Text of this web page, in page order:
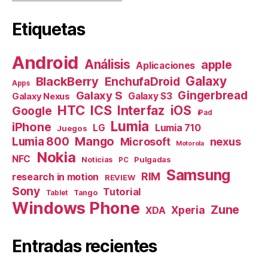
Etiquetas
Android Análisis Aplicaciones apple
Apps BlackBerry EnchufaDroid Galaxy
Galaxy Nexus Galaxy S Galaxy S3 Gingerbread
Google HTC ICS Interfaz iOS iPad
iPhone Juegos LG Lumia Lumia 710
Lumia 800 Mango Microsoft Motorola nexus
NFC Nokia Noticias PC Pulgadas
research in motion REVIEW RIM Samsung
Sony Tablet Tango Tutorial
Windows Phone XDA Xperia Zune
Entradas recientes